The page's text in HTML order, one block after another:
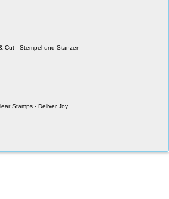
Cut - Stempel und Stanzen
Stamps - Deliver Joy